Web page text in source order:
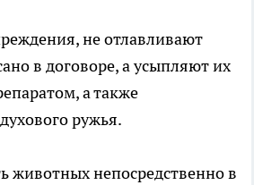
не отлавливают
в договоре, а усыпляют их
а также
ружья.
животных непосредственно в